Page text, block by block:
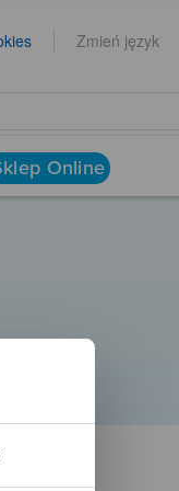
Zmień język
Online